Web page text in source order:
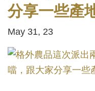
分享一些產
May 31, 23